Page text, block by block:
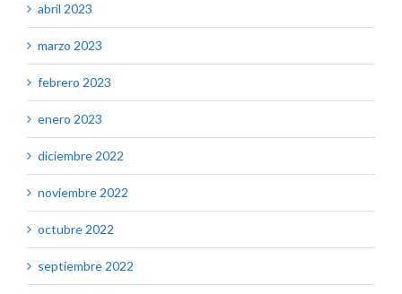
abril 2023
marzo 2023
febrero 2023
enero 2023
diciembre 2022
noviembre 2022
octubre 2022
septiembre 2022